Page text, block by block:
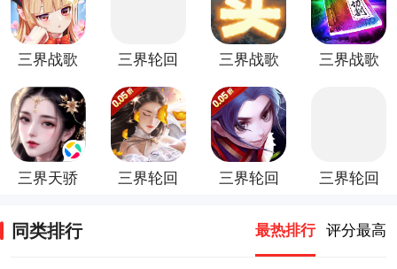
三界战歌
折）
三界轮回
折）
三界战歌
三界战歌
三界天骄
三界轮回
三界轮回
三界轮回
同类排行 最热排行 评分最高